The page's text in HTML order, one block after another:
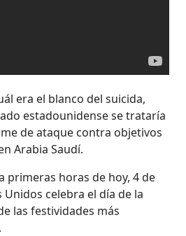
era el blanco del suicida,
estadounidense se trataría
de ataque contra objetivos
Arabia Saudí.
primeras horas de hoy, 4 de
celebra el día de la
las festividades más